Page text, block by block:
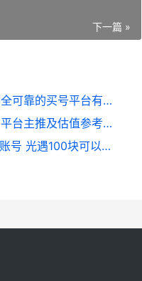
下一篇 »
光遇账号交易平台主推：安全可靠的买号平台有哪些 光遇账号交易走什么平台
火影忍者手机游戏账号交易平台主推及估值参考指导 火影忍者手机游戏排行榜
光遇200元能买到啥子样的账号 光遇100块可以买什么号